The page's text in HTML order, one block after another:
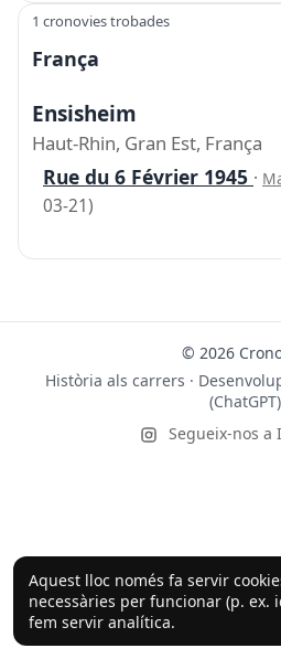
Aquest lloc només fa servir
necessàries per funcionar (p. ex.
fem servir analítica.
1 cronovies trobades
França
Ensisheim
Haut-Rhin, Gran Est, França
Rue du 6 Février 1945 ·
03-21)
© 2026
Història als carrers ·
Segueix-nos a